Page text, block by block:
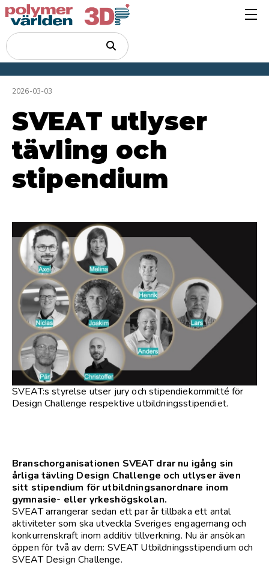
2026-03-03
SVEAT utlyser
tävling och
stipendium
SVEAT:s styrelse utser jury och stipendiekommitté för
Design Challenge respektive utbildningsstipendiet.
Branschorganisationen SVEAT drar nu igång sin
årliga tävling Design Challenge och utlyser även
sitt stipendium för utbildningsanordnare inom
gymnasie- eller yrkeshögskolan.
SVEAT arrangerar sedan ett par år tillbaka ett antal
aktiviteter som ska utveckla Sveriges engagemang och
konkurrenskraft inom additiv tillverkning. Nu är ansökan
öppen för två av dem: SVEAT Utbildningsstipendium och
SVEAT Design Challenge.